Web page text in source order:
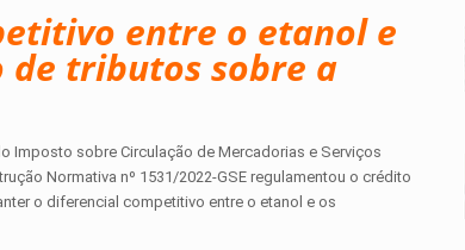
entre o etanol e
de tributos sobre a
Imposto sobre Circulação de Mercadorias e Serviços
Normativa nº 1531/2022-GSE regulamentou o crédito
o diferencial competitivo entre o etanol e os